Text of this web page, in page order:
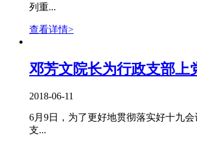
列重...
查看详情>
邓芳文院长为行政支部上
2018-06-11
6月9日，为了更好地贯彻落实好十九
支...